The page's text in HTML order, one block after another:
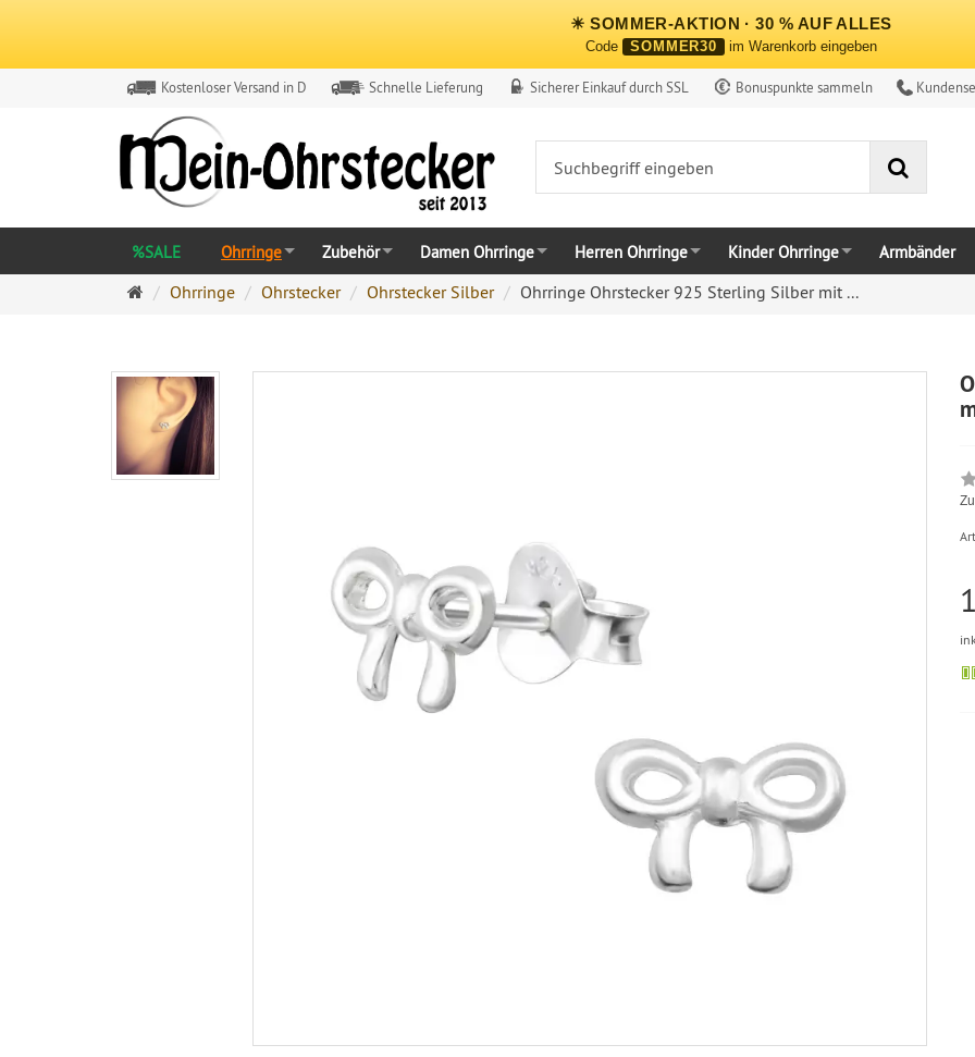
☀ SOMMER-AKTION · 30 % AUF ALLES
Code SOMMER30 im Warenkorb eingeben
Kostenloser Versand in D Schnelle Lieferung Sicherer Einkauf durch SSL Bonuspunkte sammeln
%SALE Ohrringe Zubehör Damen Ohrringe Herren Ohrringe Kinder Ohrringe Armbänder
Ohrringe
Ohrringe Ohrstecker Ohrstecker Silber Ohrringe Ohrstecker 925 Sterling Silber mit ...